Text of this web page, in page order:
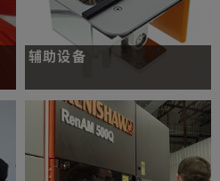
辅助设备
辅助设备和附件。
了解更多